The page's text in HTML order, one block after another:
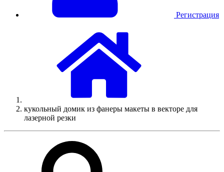
Регистрация
кукольный домик из фанеры макеты в векторе для
лазерной резки